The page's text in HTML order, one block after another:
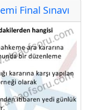
Final Sınavı